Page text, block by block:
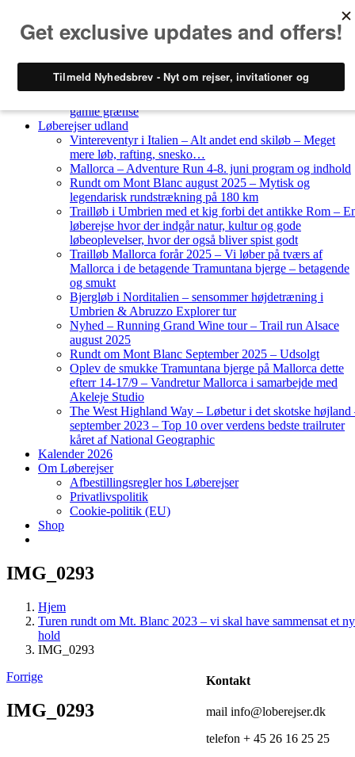
Løberejser Danmark
gamle grænse
Løberejser udland
Vintereventyr i Italien – Alt andet end skiløb – Meget
mere løb, rafting, snesko…
Mallorca – Adventure Run 4-8. juni program og indhold
Rundt om Mont Blanc august 2025 – Mytisk og
legendarisk rundstrækning på 180 km
Trailløb i Umbrien med et kig forbi det antikke Rom –
løberejse hvor der indgår natur, kultur og gode
løbeoplevelser, hvor der også bliver spist godt
Trailløb Mallorca forår 2025 – Vi løber på tværs af
Mallorca i de betagende Tramuntana bjerge – betagende
og smukt
Bjergløb i Norditalien – sensommer højdetræning i
Umbrien & Abruzzo Explorer tur
Nyhed – Running Grand Wine tour – Trail run Alsace
august 2025
Rundt om Mont Blanc September 2025 – Udsolgt
Oplev de smukke Tramuntana bjerge på Mallorca dette
efterr 14-17/9 – Vandretur Mallorca i samarbejde med
Akeleje Studio
The West Highland Way – Løbetur i det skotske højland
september 2023 – Top 10 over verdens bedste trailruter
kåret af National Geographic
Kalender 2026
Om Løberejser
Afbestillingsregler hos Løberejser
Privatlivspolitik
Cookie-politik (EU)
Shop
IMG_0293
Hjem
Turen rundt om Mt. Blanc 2023 – vi skal have sammensat et
hold
IMG_0293
Forrige
IMG_0293
Kontakt
mail info@loberejser.dk
telefon + 45 26 16 25 25